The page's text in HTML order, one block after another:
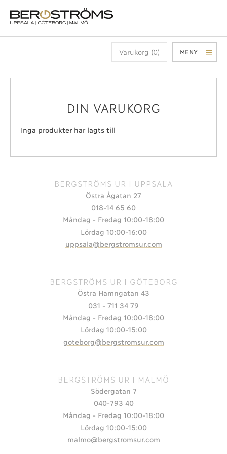
Varukorg (0) MENY
DIN VARUKORG
Inga produkter har lagts till
BERGSTRÖMS UR I UPPSALA
Östra Ågatan 27
018-14 65 60
Måndag - Fredag 10:00-18:00
Lördag 10:00-16:00
uppsala@bergstromsur.com
BERGSTRÖMS UR I GÖTEBORG
Östra Hamngatan 43
031 - 711 34 79
Måndag - Fredag 10:00-18:00
Lördag 10:00-15:00
goteborg@bergstromsur.com
BERGSTRÖMS UR I MALMÖ
Södergatan 7
040-793 40
Måndag - Fredag 10:00-18:00
Lördag 10:00-15:00
malmo@bergstromsur.com